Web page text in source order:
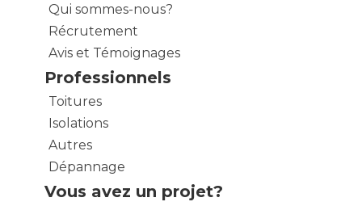
Qui sommes-nous?
Récrutement
Avis et Témoignages
Professionnels
Toitures
Isolations
Autres
Dépannage
Vous avez un projet?